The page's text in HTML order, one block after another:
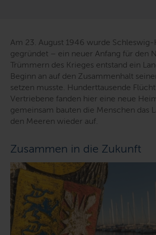
Am 23. August 1946 wurde
gegründet – ein neuer Anfang für den
Trümmern des Krieges entstand ein
Beginn an auf den Zusammenhalt
setzen musste. Hunderttausende
Vertriebene fanden hier eine neue
gemeinsam bauten die Menschen das
den Meeren wieder auf.
Zusammen in die Zukunft